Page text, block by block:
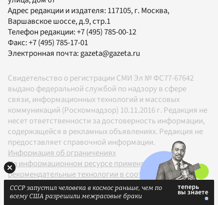
Адрес редакции и издателя: 117105, г. Москва,
Варшавское шоссе, д.9, стр.1
Телефон редакции:+7 (495) 785-00-12
Факс:+7 (495) 785-17-01
Электронная почта:gazeta@gazeta.ru
Свидетельство о регистрации СМИ Эл № ФС77-67642
выдано федеральной службой по надзору в сфере
связи, информационных технологий и массовых
коммуникаций (Роскомнадзор) 10.11.2016 г. Редакция не
несет ответственности за достоверность информации,
содержащейся в рекламных объявлениях. Редакция не
предоставляет справочной информации.
Информация об ограничениях
На информационном ресурсе применяются
рекомендательные технологии в соответствии с
Правилами
18+
СССР запустил человека в космос раньше, чем по
всему США разрешили межрасовые браки